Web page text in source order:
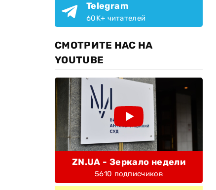
Telegram
60K+ читателей
СМОТРИТЕ НАС НА
YOUTUBE
ZN.UA - Зеркало недели
5610 подписчиков